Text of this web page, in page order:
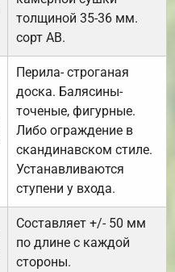
толщиной 35-36 мм.
сорт АВ.
Перила- строганая
доска. Балясины-
точеные, фигурные.
Либо ограждение в
скандинавском стиле.
Устанавливаются
ступени у входа.
Составляет +/- 50 мм
по длине с каждой
стороны.